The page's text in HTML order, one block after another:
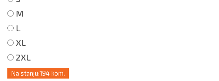
M
L
XL
2XL
Na stanju:194 kom.